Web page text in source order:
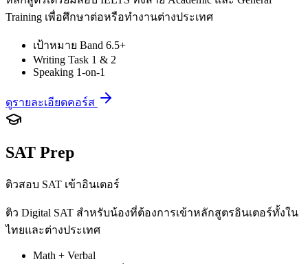
Training เพื่อศึกษาต่อหรือทำงานต่างประเทศ
เป้าหมาย Band 6.5+
Writing Task 1 & 2
Speaking 1-on-1
ดูรายละเอียดคอร์ส
SAT Prep
ติวสอบ SAT เข้าอินเตอร์
ติว Digital SAT สำหรับน้องที่ต้องการเข้าหลักสูตรอินเตอร์ทั้งใน
ไทยและต่างประเทศ
Math + Verbal